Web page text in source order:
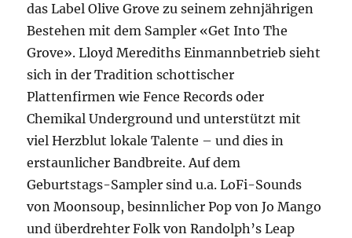
das Label Olive Grove zu seinem zehnjährigen
Bestehen mit dem Sampler «Get Into The
Grove». Lloyd Merediths Einmannbetrieb sieht
sich in der Tradition schottischer
Plattenfirmen wie Fence Records oder
Chemikal Underground und unterstützt mit
viel Herzblut lokale Talente – und dies in
erstaunlicher Bandbreite. Auf dem
Geburtstags-Sampler sind u.a. LoFi-Sounds
von Moonsoup, besinnlicher Pop von Jo Mango
und überdrehter Folk von Randolph’s Leap